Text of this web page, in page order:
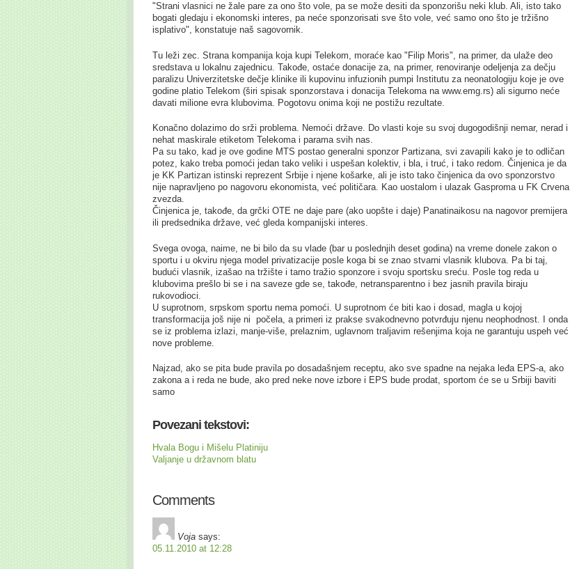
"Strani vlasnici ne žale pare za ono što vole, pa se može desiti da sponzorišu neki klub. Ali, isto tako
bogati gledaju i ekonomski interes, pa neće sponzorisati sve što vole, već samo ono što je tržišno
isplativo", konstatuje naš sagovornik.
Tu leži zec. Strana kompanija koja kupi Telekom, moraće kao "Filip Moris", na primer, da ulaže deo
sredstava u lokalnu zajednicu. Takođe, ostaće donacije za, na primer, renoviranje odeljenja za dečju
paralizu Univerzitetske dečje klinike ili kupovinu infuzionih pumpi Institutu za neonatologiju koje je ove
godine platio Telekom (širi spisak sponzorstava i donacija Telekoma na www.emg.rs) ali sigurno neće
davati milione evra klubovima. Pogotovu onima koji ne postižu rezultate.
Konačno dolazimo do srži problema. Nemoći države. Do vlasti koje su svoj dugogodišnji nemar, nerad i
nehat maskirale etiketom Telekoma i parama svih nas.
Pa su tako, kad je ove godine MTS postao generalni sponzor Partizana, svi zavapili kako je to odličan
potez, kako treba pomoći jedan tako veliki i uspešan kolektiv, i bla, i truć, i tako redom. Činjenica je da
je KK Partizan istinski reprezent Srbije i njene košarke, ali je isto tako činjenica da ovo sponzorstvo
nije napravljeno po nagovoru ekonomista, već političara. Kao uostalom i ulazak Gasproma u FK Crvena
zvezda.
Činjenica je, takođe, da grčki OTE ne daje pare (ako uopšte i daje) Panatinaikosu na nagovor premijera
ili predsednika države, već gleda kompanijski interes.
Svega ovoga, naime, ne bi bilo da su vlade (bar u poslednjih deset godina) na vreme donele zakon o
sportu i u okviru njega model privatizacije posle koga bi se znao stvarni vlasnik klubova. Pa bi taj,
budući vlasnik, izašao na tržište i tamo tražio sponzore i svoju sportsku sreću. Posle tog reda u
klubovima prešlo bi se i na saveze gde se, takođe, netransparentno i bez jasnih pravila biraju
rukovodioci.
U suprotnom, srpskom sportu nema pomoći. U suprotnom će biti kao i dosad, magla u kojoj
transformacija još nije ni počela, a primeri iz prakse svakodnevno potvrđuju njenu neophodnost. I onda
se iz problema izlazi, manje-više, prelaznim, uglavnom traljavim rešenjima koja ne garantuju uspeh već
nove probleme.
Najzad, ako se pita bude pravila po dosadašnjem receptu, ako sve spadne na nejaka leđa EPS-a, ako
zakona a i reda ne bude, ako pred neke nove izbore i EPS bude prodat, sportom će se u Srbiji baviti
samo
Povezani tekstovi:
Hvala Bogu i Mišelu Platiniju
Valjanje u državnom blatu
Comments
Voja says:
05.11.2010 at 12:28